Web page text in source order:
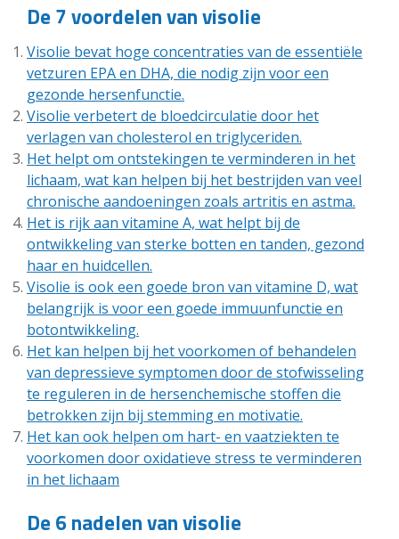
De 7 voordelen van visolie
Visolie bevat hoge concentraties van de essentiële
vetzuren EPA en DHA, die nodig zijn voor een
gezonde hersenfunctie.
Visolie verbetert de bloedcirculatie door het
verlagen van cholesterol en triglyceriden.
Het helpt om ontstekingen te verminderen in het
lichaam, wat kan helpen bij het bestrijden van veel
chronische aandoeningen zoals artritis en astma.
Het is rijk aan vitamine A, wat helpt bij de
ontwikkeling van sterke botten en tanden, gezond
haar en huidcellen.
Visolie is ook een goede bron van vitamine D, wat
belangrijk is voor een goede immuunfunctie en
botontwikkeling.
Het kan helpen bij het voorkomen of behandelen
van depressieve symptomen door de stofwisseling
te reguleren in de hersenchemische stoffen die
betrokken zijn bij stemming en motivatie.
Het kan ook helpen om hart- en vaatziekten te
voorkomen door oxidatieve stress te verminderen
in het lichaam
De 6 nadelen van visolie